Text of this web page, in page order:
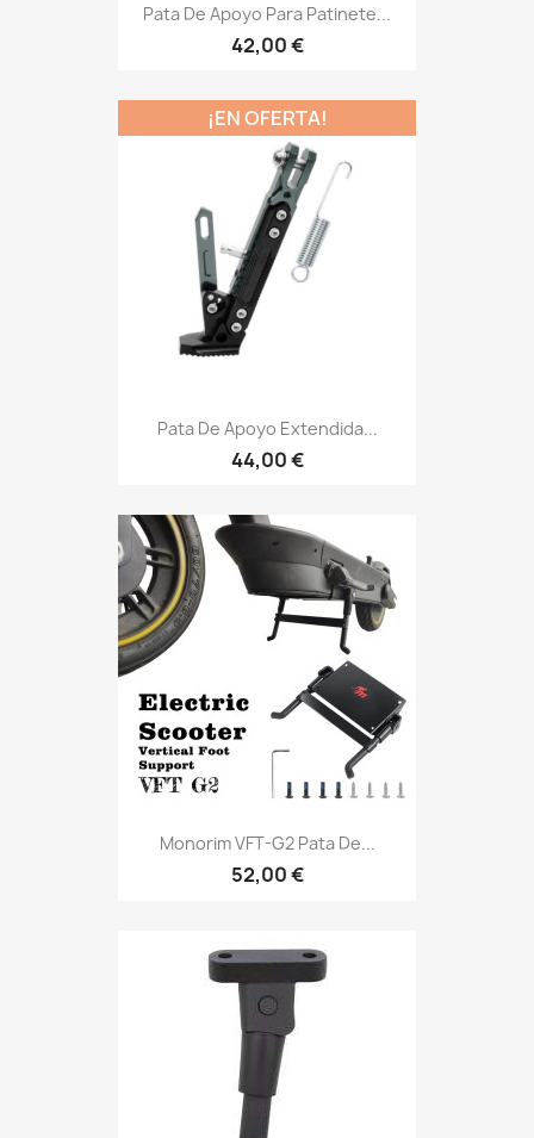
Pata De Apoyo Para Patinete...
42,00 €
Pata De Apoyo Extendida...
44,00 €
¡EN OFERTA!
Monorim VFT-G2 Pata De...
52,00 €